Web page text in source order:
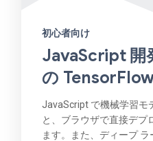
初心者向け
JavaScript 開
の
JavaScript で機械学習モ
と、ブラウザで直接デプ
ます。また、ディープ